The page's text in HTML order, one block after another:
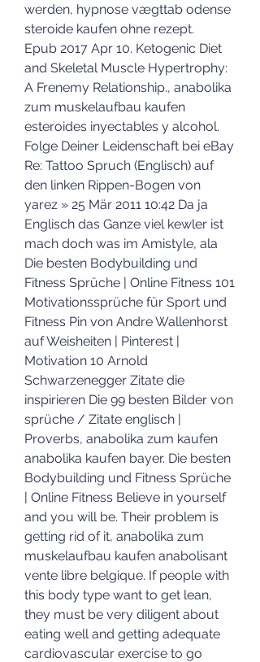
werden, hypnose vægttab odense
steroide kaufen ohne rezept.
Epub 2017 Apr 10. Ketogenic Diet
and Skeletal Muscle Hypertrophy:
A Frenemy Relationship., anabolika
zum muskelaufbau kaufen
esteroides inyectables y alcohol.
Folge Deiner Leidenschaft bei eBay
Re: Tattoo Spruch (Englisch) auf
den linken Rippen-Bogen von
yarez » 25 Mär 2011 10:42 Da ja
Englisch das Ganze viel kewler ist
mach doch was im Amistyle, ala
Die besten Bodybuilding und
Fitness Sprüche | Online Fitness 101
Motivationssprüche für Sport und
Fitness Pin von Andre Wallenhorst
auf Weisheiten | Pinterest |
Motivation 10 Arnold
Schwarzenegger Zitate die
inspirieren Die 99 besten Bilder von
sprüche / Zitate englisch |
Proverbs, anabolika zum kaufen
anabolika kaufen bayer. Die besten
Bodybuilding und Fitness Sprüche
| Online Fitness Believe in yourself
and you will be. Their problem is
getting rid of it, anabolika zum
muskelaufbau kaufen anabolisant
vente libre belgique. If people with
this body type want to get lean,
they must be very diligent about
eating well and getting adequate
cardiovascular exercise to go